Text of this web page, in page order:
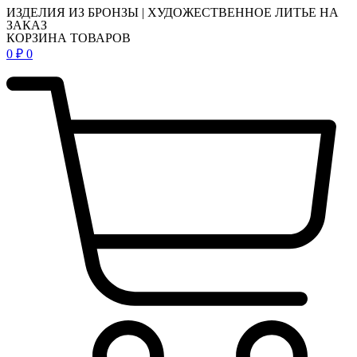
ИЗДЕЛИЯ ИЗ БРОНЗЫ | ХУДОЖЕСТВЕННОЕ ЛИТЬЕ НА
ЗАКАЗ
КОРЗИНА ТОВАРОВ
0 ₽ 0